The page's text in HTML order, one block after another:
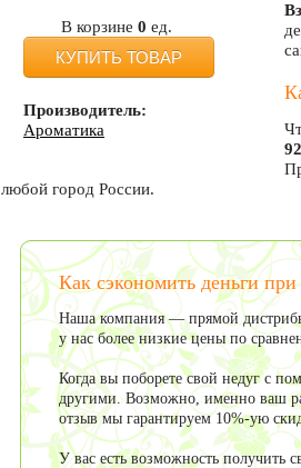
В корзине 0 ед.
КУПИТЬ ТОВАР
Производитель:
Ароматика
любой город России.
Как сэкономить деньги
Наша компания — прямой
у нас более низкие цены по
Когда вы поборете свой недуг с
другими. Возможно, именно ваш
отзыв мы гарантируем 10%-ую
У вас есть возможность